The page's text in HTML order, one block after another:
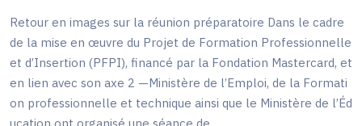
Retour en images sur la réunion préparatoire Dans le cadre
de la mise en œuvre du Projet de Formation Professionnelle
et d’Insertion (PFPI), financé par la Fondation Mastercard, et
en lien avec son axe 2 —Ministère de l’Emploi, de la Formati
on professionnelle et technique ainsi que le Ministère de l’Éd